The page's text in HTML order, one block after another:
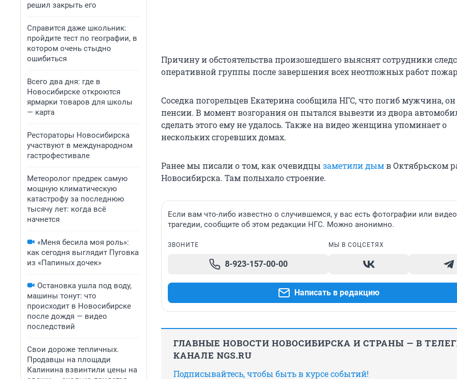
решил закрыть его
Справится даже школьник:
пройдите тест по географии, в
котором очень стыдно
ошибиться
Всего два дня: где в
Новосибирске откроются
ярмарки товаров для школы
— карта
Рестораторы Новосибирска
участвуют в международном
гастрофестивале
Метеоролог предрек самую
мощную климатическую
катастрофу за последнюю
тысячу лет: когда всё
начнется
«Меня бесила моя роль»:
как сегодня выглядит Пуговка
из «Папиных дочек»
Остановка ушла под воду,
машины тонут: что
происходит в Новосибирске
после дождя — видео
последствий
Свои дороже тепличных.
Продавцы на площади
Калинина взвинтили цены на
Причину и обстоятельства произошедшего выяснят сотрудники
оперативной группы после завершения всех неотложных работ
Соседка погорельцев Екатерина сообщила НГС, что погиб мужчина,
пенсии. В момент возгорания он пытался вывезти из двора
сделать этого ему не удалось. Также на видео женщина упоминает о
нескольких сгоревших домах.
Ранее мы писали о том, как очевидцы заметили дымв Октябрьском
Новосибирска. Там полыхало строение.
Если вам что-либо известно о случившемся, у вас есть фотографии или
трагедии, сообщите об этом редакции НГС. Можно анонимно.
ЗВОНИТЕ
8-923-157-00-00
МЫ В СОЦСЕТЯХ
Написать в редакцию
ГЛАВНЫЕ НОВОСТИ НОВОСИБИРСКА И СТРАНЫ — В
КАНАЛЕ NGS.RU
Подписывайтесь, чтобы быть в курсе событий!